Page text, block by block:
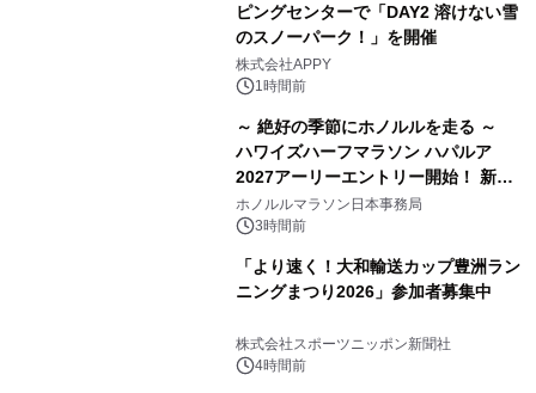
ピングセンターで「DAY2 溶けない雪
のスノーパーク！」を開催
株式会社APPY
1時間前
～ 絶好の季節にホノルルを走る ～
ハワイズハーフマラソン ハパルア
2027アーリーエントリー開始！ 新カ
テゴリー「ハパルアIKI(イキ)」(約
13.4km)が登場
ホノルルマラソン日本事務局
3時間前
「より速く！大和輸送カップ豊洲ラン
ニングまつり2026」参加者募集中
株式会社スポーツニッポン新聞社
4時間前